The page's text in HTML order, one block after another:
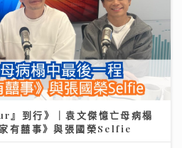
』到行》｜袁文傑憶亡母病榻
有囍事》與張國榮Selfie